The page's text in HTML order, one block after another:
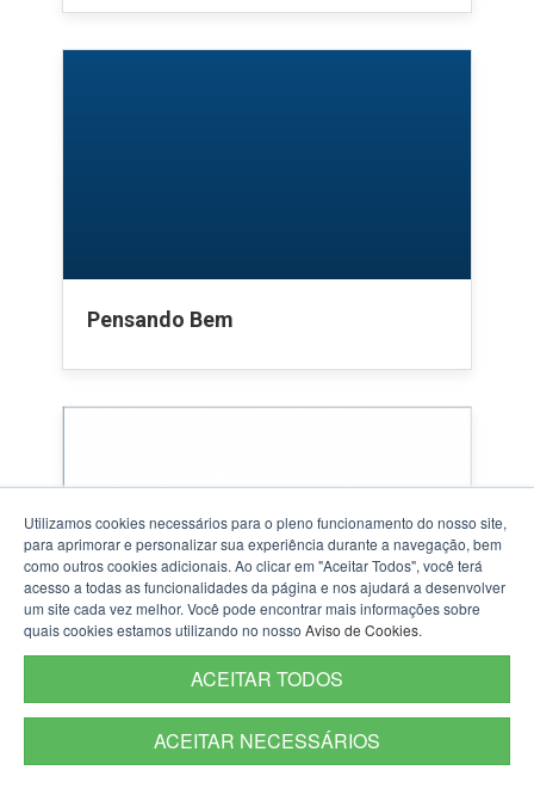
Pensando Bem
e afro-gaúcha.
Utilizamos cookies necessários para o pleno funcionamento do nosso site,
para aprimorar e personalizar sua experiência durante a navegação, bem
como outros cookies adicionais. Ao clicar em "Aceitar Todos", você terá
acesso a todas as funcionalidades da página e nos ajudará a desenvolver
um site cada vez melhor. Você pode encontrar mais informações sobre
quais cookies estamos utilizando no nosso Aviso de Cookies.
ACEITAR TODOS
ACEITAR NECESSÁRIOS